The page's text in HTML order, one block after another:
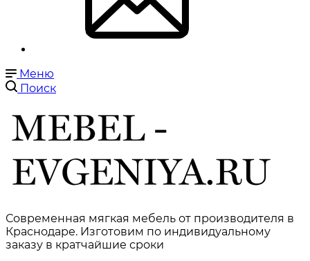
Меню
Поиск
Современная мягкая мебель от производителя в
Краснодаре. Изготовим по индивидуальному
заказу в кратчайшие сроки